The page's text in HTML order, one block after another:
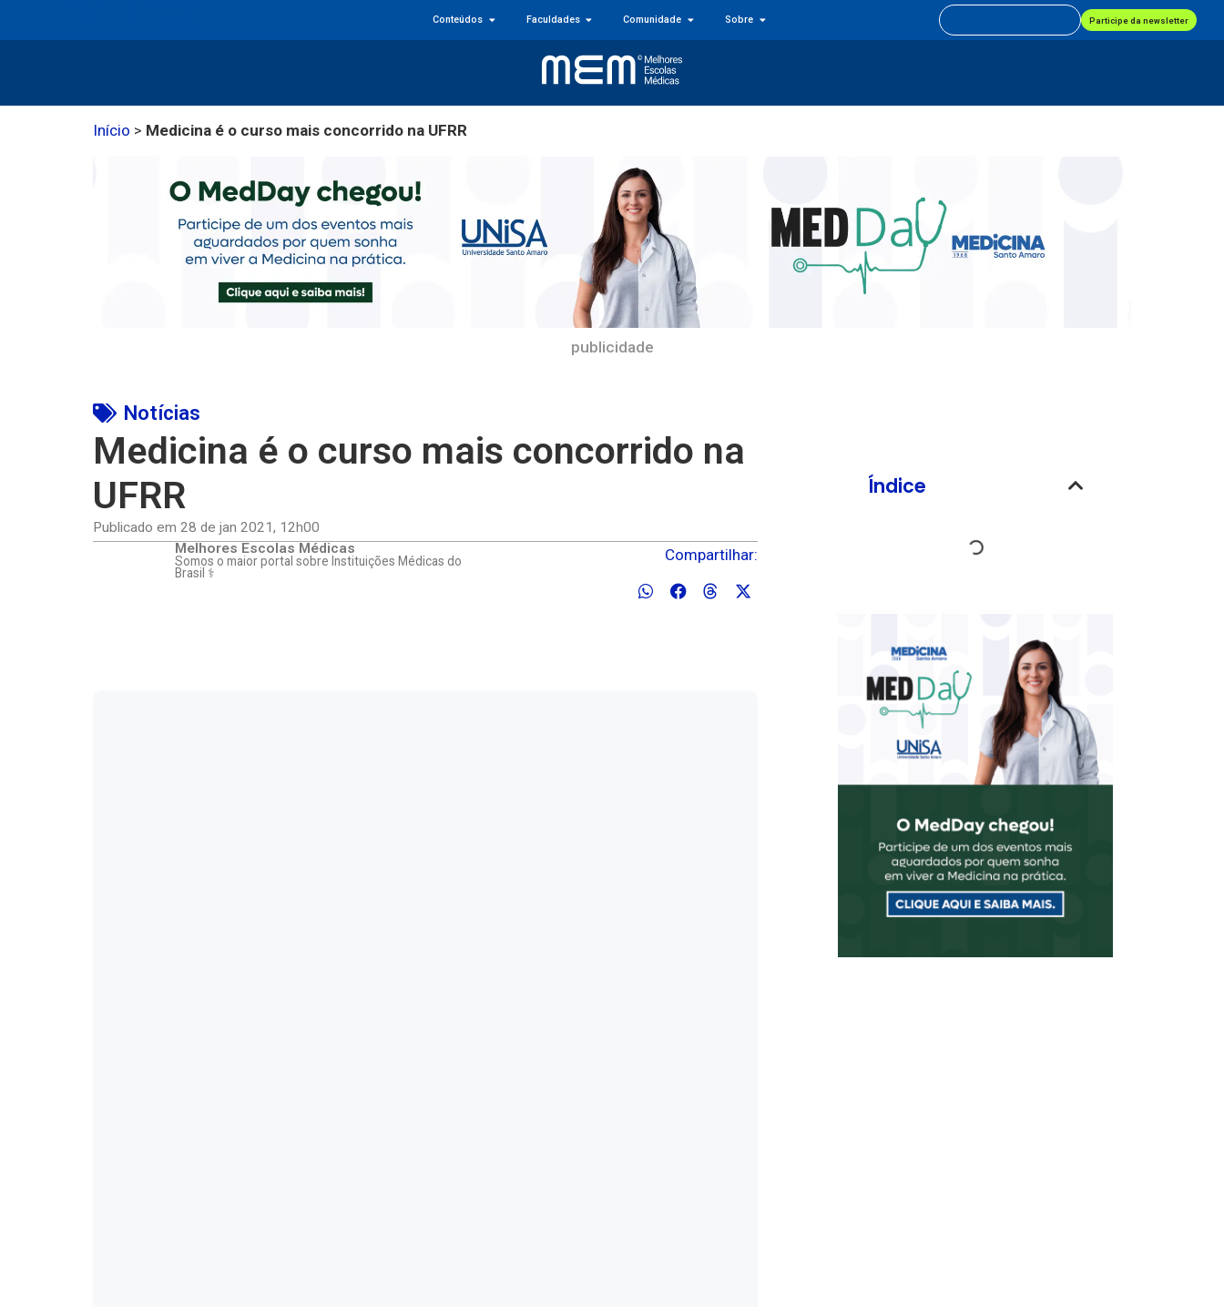
Conteúdos Faculdades Comunidade Sobre Participe da newsletter
Início > Medicina é o curso mais concorrido na UFRR
publicidade
Notícias
Medicina é o curso mais concorrido na
UFRR
Publicado em 28 de jan 2021, 12h00
Melhores Escolas Médicas
Somos o maior portal sobre Instituições Médicas do
Brasil ⚕️
Compartilhar:
Índice